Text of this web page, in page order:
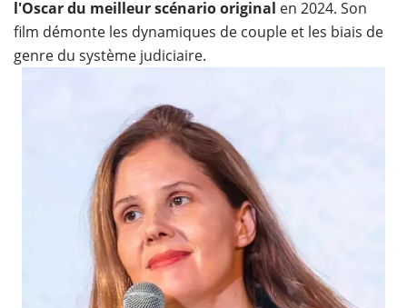
l'Oscar du meilleur scénario original en 2024. Son
film démonte les dynamiques de couple et les biais de
genre du système judiciaire.